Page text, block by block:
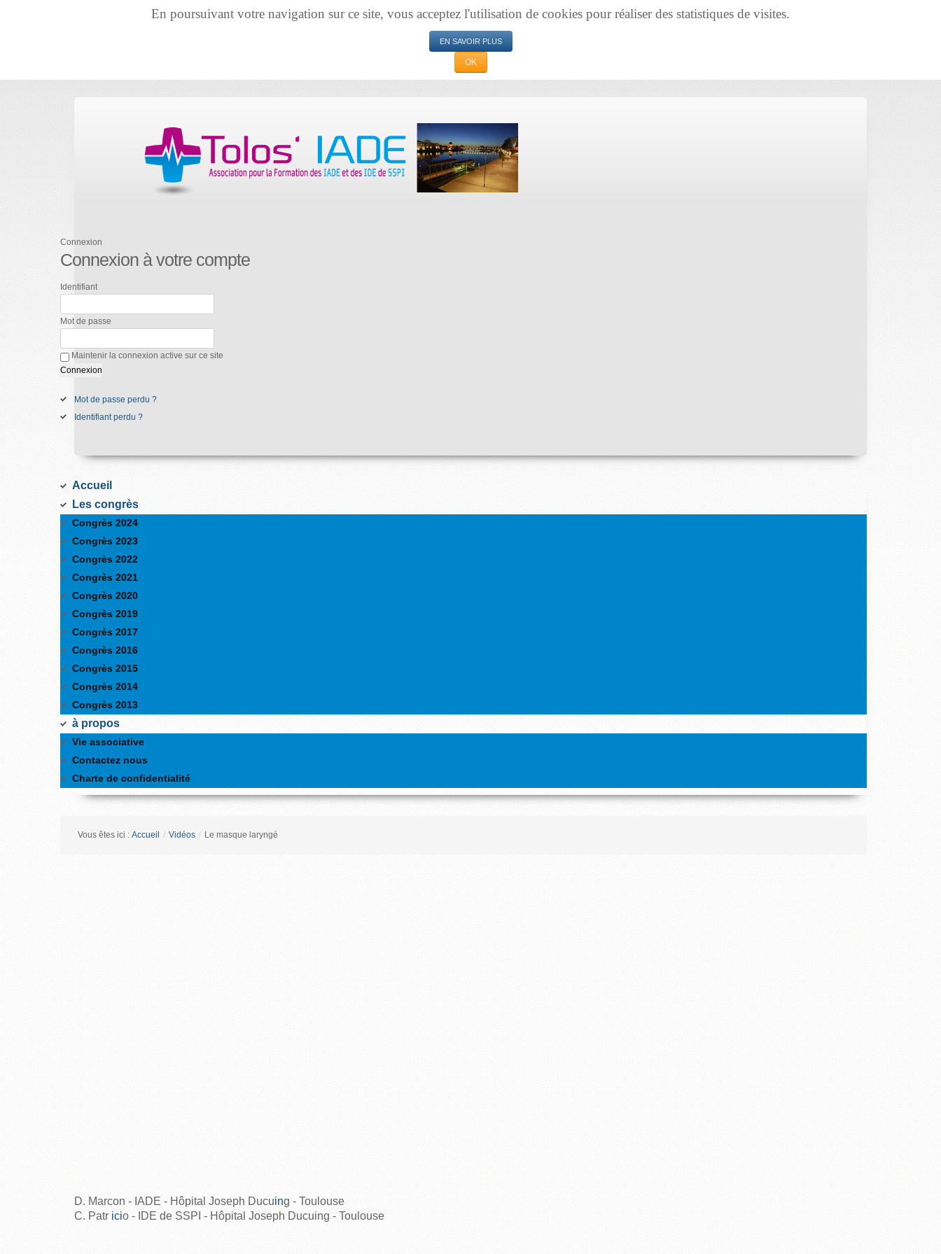
En poursuivant votre navigation sur ce site, vous acceptez l'utilisation de cookies pour réaliser des statistiques de visites.
EN SAVOIR PLUS
OK
Connexion
Connexion à votre compte
Identifiant
Mot de passe
Maintenir la connexion active sur ce site
Mot de passe perdu ?
Identifiant perdu ?
Accueil
Les congrès
Congrès 2024
Congrès 2023
Congrès 2022
Congrès 2021
Congrès 2020
Congrès 2019
Congrès 2017
Congrès 2016
Congrès 2015
Congrès 2014
Congrès 2013
à propos
Vie associative
Contactez nous
Charte de confidentialité
Vous êtes ici : Accueil / Vidéos / Le masque laryngé
D. Marcon - IADE - Hôpital Joseph Ducuing - Toulouse
C. Patr icio - IDE de SSPI - Hôpital Joseph Ducuing - Toulouse